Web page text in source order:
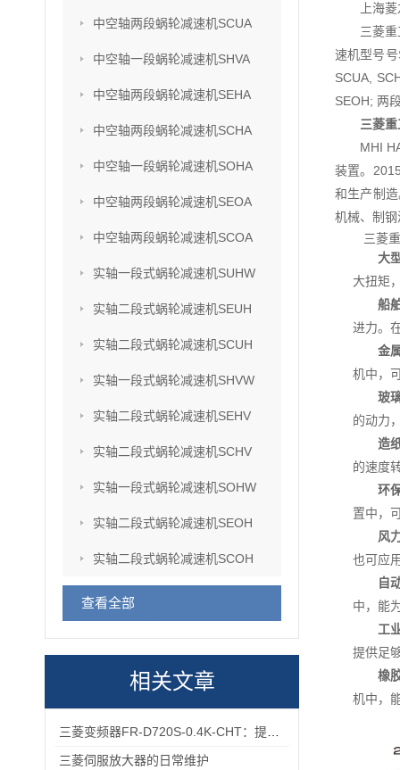
中空轴两段蜗轮减速机SCUA
中空轴一段蜗轮减速机SHVA
中空轴两段蜗轮减速机SEHA
中空轴两段蜗轮减速机SCHA
中空轴一段蜗轮减速机SOHA
中空轴两段蜗轮减速机SEOA
中空轴两段蜗轮减速机SCOA
实轴一段式蜗轮减速机SUHW
实轴二段式蜗轮减速机SEUH
实轴二段式蜗轮减速机SCUH
实轴一段式蜗轮减速机SHVW
实轴二段式蜗轮减速机SEHV
实轴二段式蜗轮减速机SCHV
实轴一段式蜗轮减速机SOHW
实轴二段式蜗轮减速机SEOH
实轴二段式蜗轮减速机SCOH
查看全部
相关文章
三菱伺服放大器的日常维护
上海
三菱
速机型号
SCUA,
SEOH; 两
三菱
MHI
装置。
和生产制
机械、制
三菱
大
大扭矩
船
进力。
金
机中，
玻
的动力
造
的速度
环
置中，
风
也可应
自
中，能
工
提供足
橡
机中，